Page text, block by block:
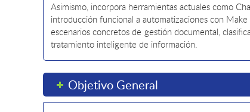
Asimismo, incorpora herramientas actuales como
introducción funcional a automatizaciones con
escenarios concretos de gestión documental,
tratamiento inteligente de información.
Objetivo General